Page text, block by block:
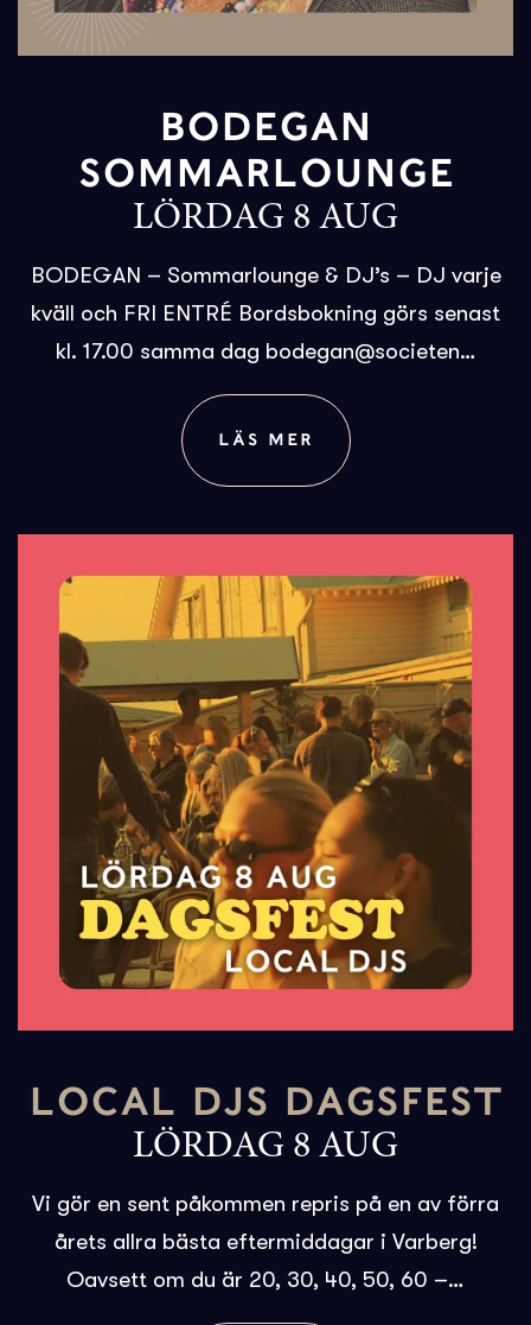
BODEGAN
SOMMARLOUNGE
LÖRDAG 8 AUG
BODEGAN – Sommarlounge & DJ’s – DJ varje
kväll och FRI ENTRÉ Bordsbokning görs senast
kl. 17.00 samma dag bodegan@societen…
LÄS MER
LOCAL DJS DAGSFEST
LÖRDAG 8 AUG
Vi gör en sent påkommen repris på en av förra
årets allra bästa eftermiddagar i Varberg!
Oavsett om du är 20, 30, 40, 50, 60 –…